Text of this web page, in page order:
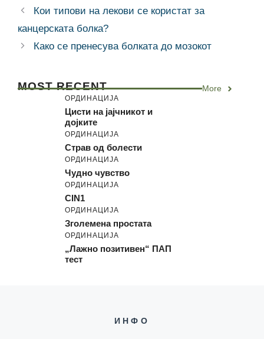
Кои типови на лекови се користат за
канцерската болка?
Како се пренесува болката до мозокот
MOST RECENT More
ОРДИНАЦИЈА
Цисти на јајчникот и
дојките
ОРДИНАЦИЈА
Страв од болести
ОРДИНАЦИЈА
Чудно чувство
ОРДИНАЦИЈА
CIN1
ОРДИНАЦИЈА
Зголемена простата
ОРДИНАЦИЈА
„Лажно позитивен“ ПАП
тест
ИНФО